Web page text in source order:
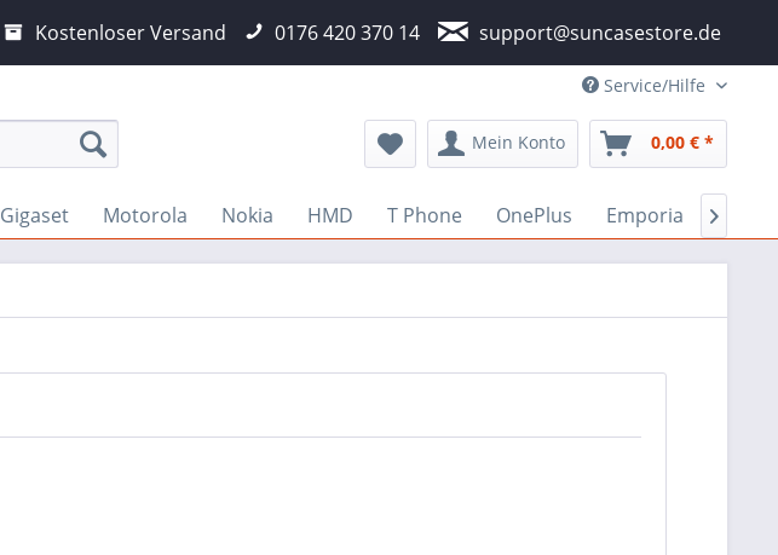
Kostenloser Versand 0176 420 370 14 support@suncasestore.de
Service/Hilfe
Mein Konto 0,00 € *
Gigaset Motorola Nokia HMD T Phone OnePlus Emporia 